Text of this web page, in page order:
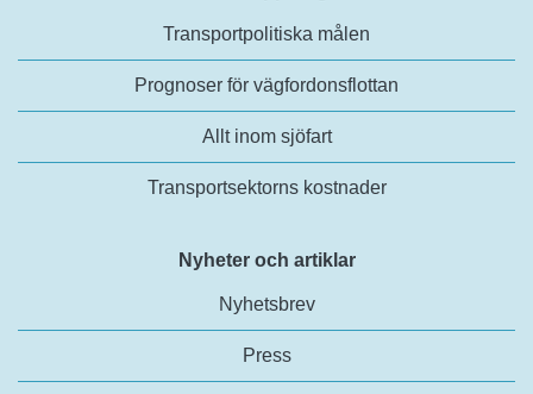
Transportpolitiska målen
Prognoser för vägfordonsflottan
Allt inom sjöfart
Transportsektorns kostnader
Nyheter och artiklar
Nyhetsbrev
Press